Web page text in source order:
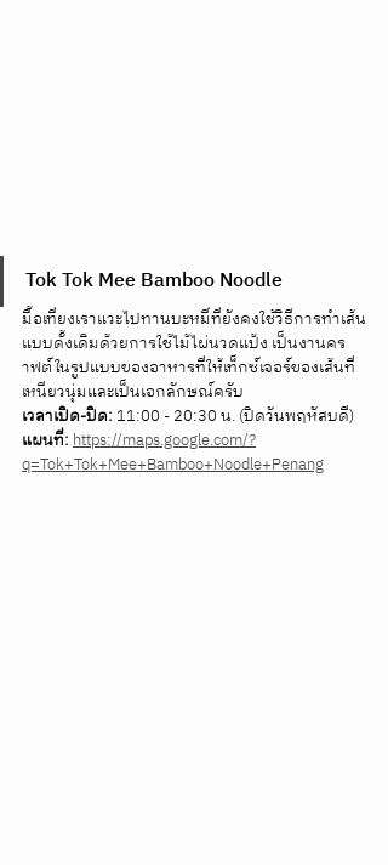
Tok Tok Mee Bamboo Noodle
มื้อเที่ยงเราแวะไปทานบะหมี่ที่ยังคงใช้วิธีการทำเส้น
แบบดั้งเดิมด้วยการใช้ไม้ไผ่นวดแป้ง เป็นงานคร
าฟต์ในรูปแบบของอาหารที่ให้เท็กซ์เจอร์ของเส้นที่
เหนียวนุ่มและเป็นเอกลักษณ์ครับ
เวลาเปิด-ปิด: 11:00 - 20:30 น. (ปิดวันพฤหัสบดี)
แผนที่:https://maps.google.com/?
q=Tok+Tok+Mee+Bamboo+Noodle+Penang